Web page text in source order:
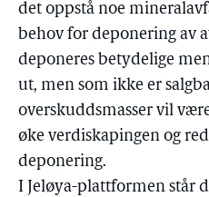
det oppstå noe
behov for deponering av
deponeres betydelige
ut, men som ikke er
overskuddsmasser vil
øke verdiskapingen og
deponering.
I Jeløya-plattformen står